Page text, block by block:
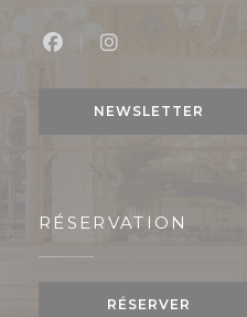
NEWSLETTER
RÉSERVATION
RÉSERVER